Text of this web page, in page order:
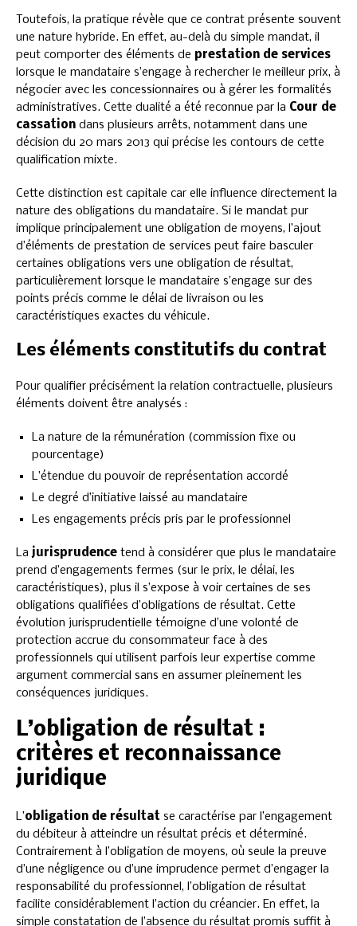
Toutefois, la pratique révèle que ce contrat présente souvent
une nature hybride. En effet, au-delà du simple mandat, il
peut comporter des éléments de prestation de services
lorsque le mandataire s’engage à rechercher le meilleur prix, à
négocier avec les concessionnaires ou à gérer les formalités
administratives. Cette dualité a été reconnue par la Cour de
cassation dans plusieurs arrêts, notamment dans une
décision du 20 mars 2013 qui précise les contours de cette
qualification mixte.
Cette distinction est capitale car elle influence directement la
nature des obligations du mandataire. Si le mandat pur
implique principalement une obligation de moyens, l’ajout
d’éléments de prestation de services peut faire basculer
certaines obligations vers une obligation de résultat,
particulièrement lorsque le mandataire s’engage sur des
points précis comme le délai de livraison ou les
caractéristiques exactes du véhicule.
Les éléments constitutifs du contrat
Pour qualifier précisément la relation contractuelle, plusieurs
éléments doivent être analysés :
La nature de la rémunération (commission fixe ou
pourcentage)
L’étendue du pouvoir de représentation accordé
Le degré d’initiative laissé au mandataire
Les engagements précis pris par le professionnel
La jurisprudence tend à considérer que plus le mandataire
prend d’engagements fermes (sur le prix, le délai, les
caractéristiques), plus il s’expose à voir certaines de ses
obligations qualifiées d’obligations de résultat. Cette
évolution jurisprudentielle témoigne d’une volonté de
protection accrue du consommateur face à des
professionnels qui utilisent parfois leur expertise comme
argument commercial sans en assumer pleinement les
conséquences juridiques.
L’obligation de résultat :
critères et reconnaissance
juridique
L’obligation de résultat se caractérise par l’engagement
du débiteur à atteindre un résultat précis et déterminé.
Contrairement à l’obligation de moyens, où seule la preuve
d’une négligence ou d’une imprudence permet d’engager la
responsabilité du professionnel, l’obligation de résultat
facilite considérablement l’action du créancier. En effet, la
simple constatation de l’absence du résultat promis suffit à